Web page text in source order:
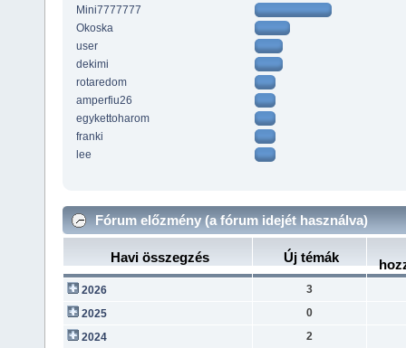
Mini7777777
Okoska
user
dekimi
rotaredom
amperfiu26
egykettoharom
franki
lee
Fórum előzmény (a fórum idejét használva)
Havi összegzés Új témák
2026
3
2025
0
2024
2